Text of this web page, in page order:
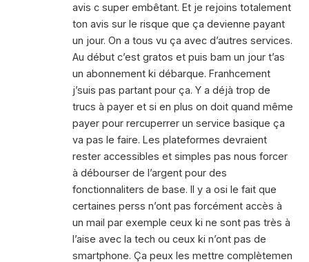
avis c super embêtant. Et je rejoins totalement
ton avis sur le risque que ça devienne payant
un jour. On a tous vu ça avec d’autres services.
Au début c’est gratos et puis bam un jour t’as
un abonnement ki débarque. Franhcement
j’suis pas partant pour ça. Y a déjà trop de
trucs à payer et si en plus on doit quand même
payer pour rercuperrer un service basique ça
va pas le faire. Les plateformes devraient
rester accessibles et simples pas nous forcer
à débourser de l’argent pour des
fonctionnaliters de base. Il y a osi le fait que
certaines perss n’ont pas forcément accès à
un mail par exemple ceux ki ne sont pas très à
l’aise avec la tech ou ceux ki n’ont pas de
smartphone. Ça peux les mettre complètemen